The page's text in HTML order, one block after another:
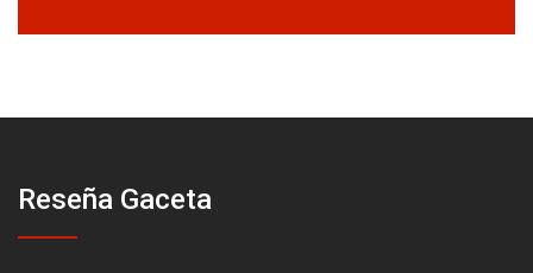
Reseña Gaceta